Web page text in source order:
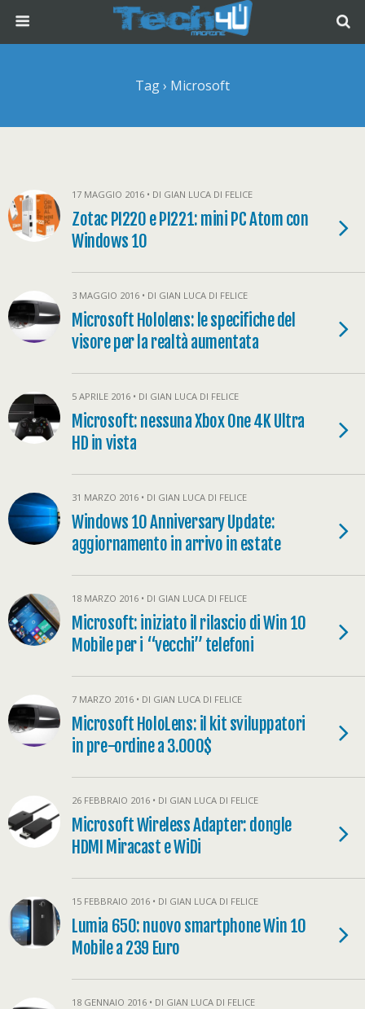
Tag › Microsoft
17 MAGGIO 2016 • DI GIAN LUCA DI FELICE
Zotac PI220 e PI221: mini PC Atom con
Windows 10
3 MAGGIO 2016 • DI GIAN LUCA DI FELICE
Microsoft Hololens: le specifiche del
visore per la realtà aumentata
5 APRILE 2016 • DI GIAN LUCA DI FELICE
Microsoft: nessuna Xbox One 4K Ultra
HD in vista
31 MARZO 2016 • DI GIAN LUCA DI FELICE
Windows 10 Anniversary Update:
aggiornamento in arrivo in estate
18 MARZO 2016 • DI GIAN LUCA DI FELICE
Microsoft: iniziato il rilascio di Win 10
Mobile per i “vecchi” telefoni
7 MARZO 2016 • DI GIAN LUCA DI FELICE
Microsoft HoloLens: il kit sviluppatori
in pre-ordine a 3.000$
26 FEBBRAIO 2016 • DI GIAN LUCA DI FELICE
Microsoft Wireless Adapter: dongle
HDMI Miracast e WiDi
15 FEBBRAIO 2016 • DI GIAN LUCA DI FELICE
Lumia 650: nuovo smartphone Win 10
Mobile a 239 Euro
18 GENNAIO 2016 • DI GIAN LUCA DI FELICE